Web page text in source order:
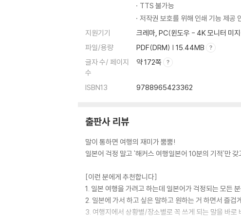
물품을 요청하거나 이용 관련 문의할 때
숙소 이용 중 문제가 생겼을 때
전화로 예약을 변경하거나 취소할 때
호텔에서
게스트하우스에서
료칸에서
[식사하기]
음식 주문할 때
추가 주문 / 요청할 때
다 먹고 계산할 때
전화로 식당 예약할 때
라멘 전문점에서
일본 가정식 전문점에서
카페에서
TTS 불가능
저작권 보호를 위해 인쇄 기능 제공
지원기기
크레마, PC(윈도우 - 4K 모니터 미
파일/용량
PDF(DRM) | 15.44MB
글자 수/ 페이지
수
약 172쪽
ISBN13 9788965423362
출판사 리뷰
말이 통하면 여행의 재미가 뿜뿜!
일본어 걱정 말고 '해커스 여행일본어 10분의 기적'만
[이런 분에게 추천합니다]
1. 일본 여행을 가려고 하는데 일본어가 걱정되는 모든
2. 일본에 가서 하고 싶은 말하고 원하는 거 하면서 즐겁
3. 여행지에서 상황별/장소별로 꼭 쓰게 되는 말을 바로